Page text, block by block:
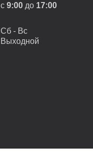
с 9:00 до 17:00
Сб - Вс
Выходной